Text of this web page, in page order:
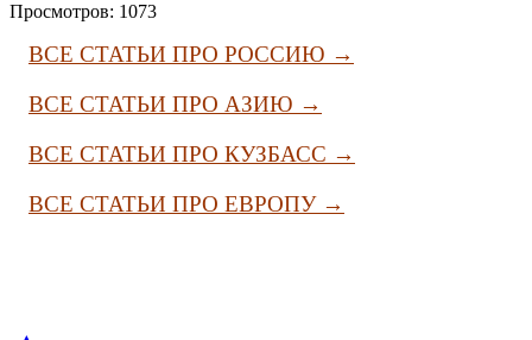
Просмотров: 1073
ВСЕ СТАТЬИ ПРО РОССИЮ →
ВСЕ СТАТЬИ ПРО АЗИЮ →
ВСЕ СТАТЬИ ПРО КУЗБАСС →
ВСЕ СТАТЬИ ПРО ЕВРОПУ →